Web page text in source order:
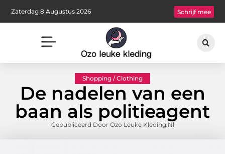
Zaterdag 8 Augustus 2026 Schrijf mee
Shopping / Clothing
De nadelen van een
baan als politieagent
Gepubliceerd Door Ozo Leuke Kleding.nl